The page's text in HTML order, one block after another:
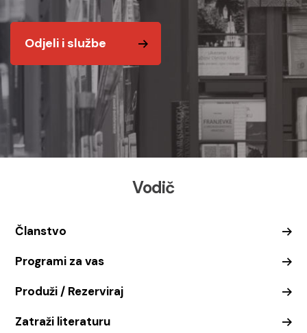
Odjeli i službe
Vodič
Članstvo
Programi za vas
Produži / Rezerviraj
Zatraži literaturu